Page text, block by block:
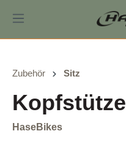
springen
Zubehör Sitz
Kopfstütze
HaseBikes